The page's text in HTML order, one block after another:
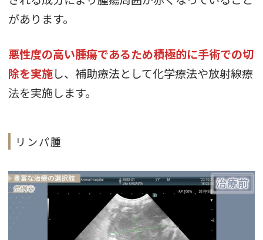
があります。
悪性度の高い腫瘍であるため積極的に手術での切
除を実施し、補助療法として化学療法や放射線療
法を実施します。
リンパ腫